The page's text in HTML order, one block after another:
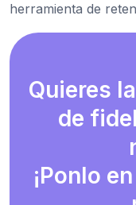
herramienta de
Quieres
de
¡Ponlo